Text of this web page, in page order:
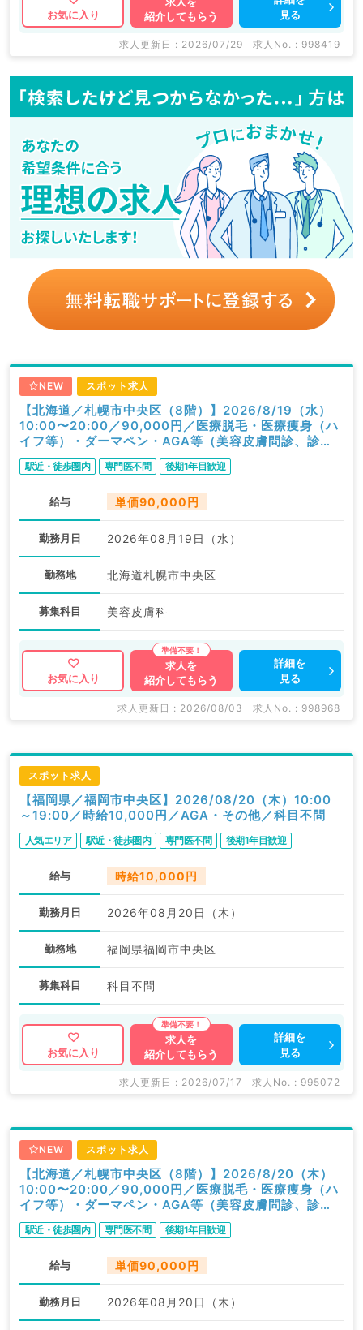
お気に入り
紹介してもらう
見る
求人更新日 : 2026/07/29 求人No. : 998419
NEW スポット求人
【北海道／札幌市中央区（8階）】2026/8/19（水）
10:00〜20:00／90,000円／医療脱毛・医療痩身（ハ
イフ等）・ダーマペン・AGA等（美容皮膚問診、診
察）／科目不問
駅近・徒歩圏内 専門医不問 後期1年目歓迎
給与 単価90,000円
勤務月日 2026年08月19日（水）
勤務地 北海道札幌市中央区
募集科目 美容皮膚科
お気に入り
求人を
紹介してもらう
詳細を
見る
求人更新日 : 2026/08/03 求人No. : 998968
スポット求人
【福岡県／福岡市中央区】2026/08/20（木）10:00
～19:00／時給10,000円／AGA・その他／科目不問
人気エリア 駅近・徒歩圏内 専門医不問 後期1年目歓迎
給与 時給10,000円
勤務月日 2026年08月20日（木）
勤務地 福岡県福岡市中央区
募集科目 科目不問
お気に入り
求人を
紹介してもらう
詳細を
見る
求人更新日 : 2026/07/17 求人No. : 995072
NEW スポット求人
【北海道／札幌市中央区（8階）】2026/8/20（木）
10:00〜20:00／90,000円／医療脱毛・医療痩身（ハ
イフ等）・ダーマペン・AGA等（美容皮膚問診、診
察）／科目不問
駅近・徒歩圏内 専門医不問 後期1年目歓迎
給与 単価90,000円
勤務月日 2026年08月20日（木）